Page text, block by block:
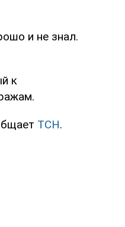
и не знал.
к
ТСН.